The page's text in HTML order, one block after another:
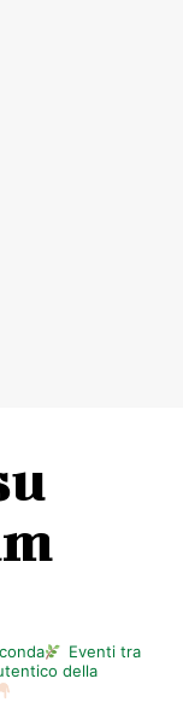
Eventi tra
della